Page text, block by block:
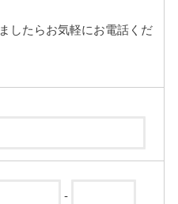
したらお気軽にお電話くだ
-